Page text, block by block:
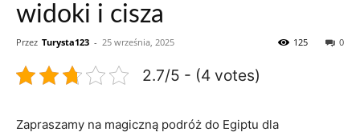
widoki i cisza
Przez Turysta123 - 25 września, 2025 0
125
2.7/5 - (4 votes)
Zapraszamy na magiczną podróż do Egiptu dla